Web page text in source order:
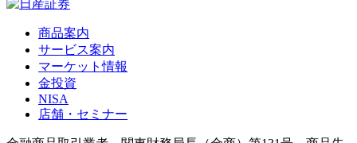
商品案内
サービス案内
マーケット情報
金投資
NISA
店舗・セミナー